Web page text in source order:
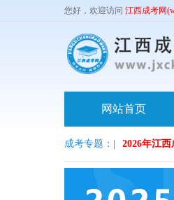
您好，欢迎访问 江西成考网
网站首页
成考专题： 2026年江